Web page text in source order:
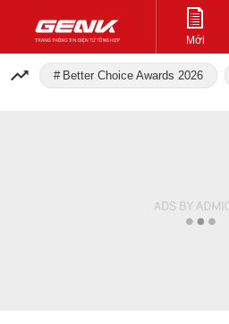
Mới
Better Choice Awards 2026